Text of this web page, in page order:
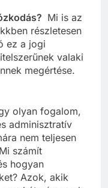
Mi is az
részletesen
ez a jogi
valaki
megértése.
olyan fogalom,
adminisztratív
nem teljesen
számít
hogyan
Azok, akik